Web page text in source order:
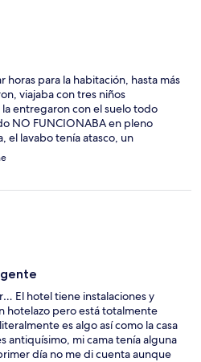
para la habitación, hasta más
viajaba con tres niños
entregaron con el suelo todo
NO FUNCIONABA en pleno
el lavabo tenía atasco, un
el personal de recepción, dos
amables, por lo demás NO!!!
El hotel tiene instalaciones y
hotelazo pero está totalmente
es algo así como la casa
antiquísimo, mi cama tenía alguna
día no me di cuenta aunque